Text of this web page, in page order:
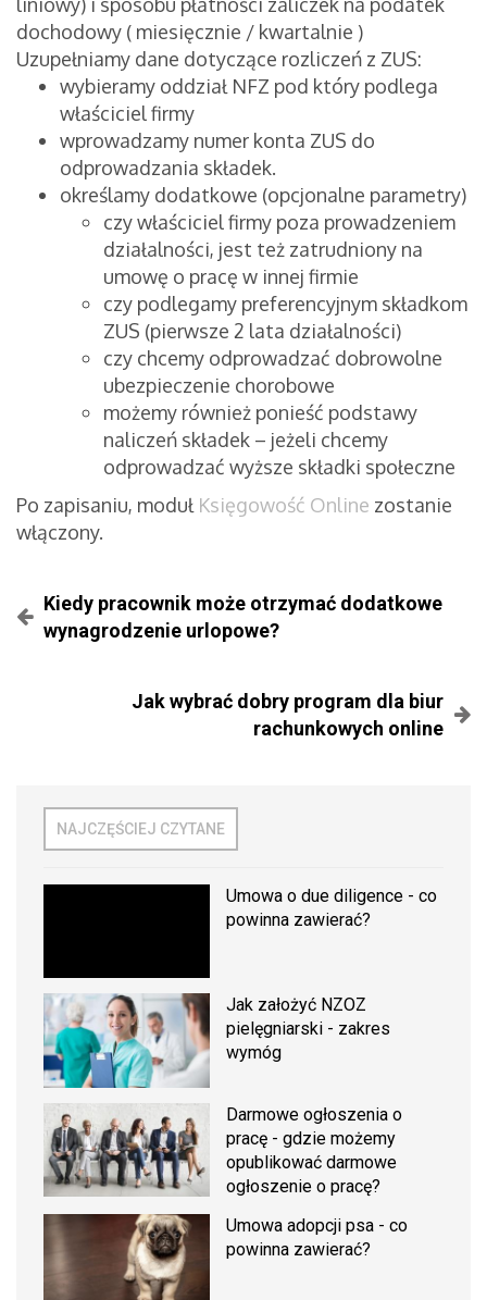
dochodowy ( miesięcznie / kwartalnie )
Uzupełniamy dane dotyczące rozliczeń z ZUS:
wybieramy oddział NFZ pod który podlega
właściciel firmy
wprowadzamy numer konta ZUS do
odprowadzania składek.
określamy dodatkowe (opcjonalne parametry)
czy właściciel firmy poza prowadzeniem
działalności, jest też zatrudniony na
umowę o pracę w innej firmie
czy podlegamy preferencyjnym składkom
ZUS (pierwsze 2 lata działalności)
czy chcemy odprowadzać dobrowolne
ubezpieczenie chorobowe
możemy również ponieść podstawy
naliczeń składek – jeżeli chcemy
odprowadzać wyższe składki społeczne
Po zapisaniu, moduł Księgowość Online zostanie
włączony.
Kiedy pracownik może otrzymać dodatkowe
wynagrodzenie urlopowe?
Jak wybrać dobry program dla biur
rachunkowych online
NAJCZĘŚCIEJ CZYTANE
Umowa o due diligence - co
powinna zawierać?
Jak założyć NZOZ
pielęgniarski - zakres
wymóg
Darmowe ogłoszenia o
pracę - gdzie możemy
opublikować darmowe
ogłoszenie o pracę?
Umowa adopcji psa - co
powinna zawierać?